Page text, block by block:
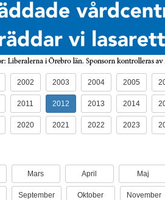
2002 2003 2004 2005
2011 2012 2013 2014
2020 2021 2022 2023
Mars April Maj
September Oktober November